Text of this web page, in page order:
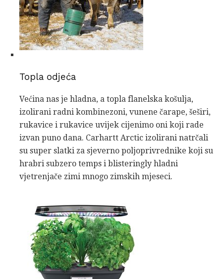
Topla odjeća
Većina nas je hladna, a topla flanelska košulja,
izolirani radni kombinezoni, vunene čarape, šeširi,
rukavice i rukavice uvijek cijenimo oni koji rade
izvan puno dana. Carhartt Arctic izolirani natrčali
su super slatki za sjeverno poljoprivrednike koji su
hrabri subzero temps i blisteringly hladni
vjetrenjače zimi mnogo zimskih mjeseci.